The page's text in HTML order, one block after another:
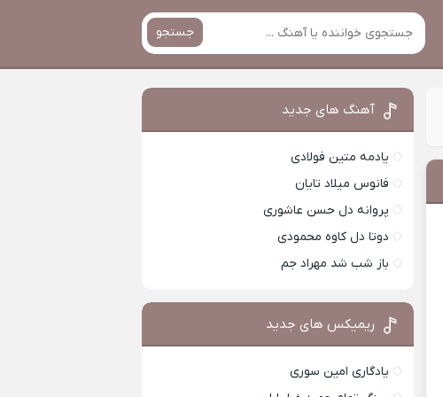
جستجو
آهنگ های جدید
یادمه متین فولادی
فانوس میلاد تایان
پروانه دل حسن عاشوری
دوتا دل کاوه محمودی
باز شب شد مهراد جم
ریمیکس های جدید
یادگاری امین سوری